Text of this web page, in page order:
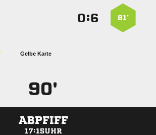
81’
:
Gelbe Karte
90'
ABPFIFF
17:15UHR